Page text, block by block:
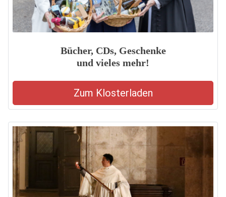
Bücher, CDs, Geschenke
und vieles mehr!
Zum Klosterladen